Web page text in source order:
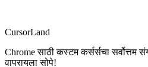
CursorLand
Chrome साठी कस्टम कर्सर्सचा सर्वोत्तम
वापरायला सोपे!